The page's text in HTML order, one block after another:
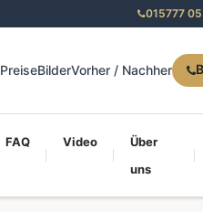
015777
PreiseBilderVorher / Nachher
FAQ Video
Über
uns